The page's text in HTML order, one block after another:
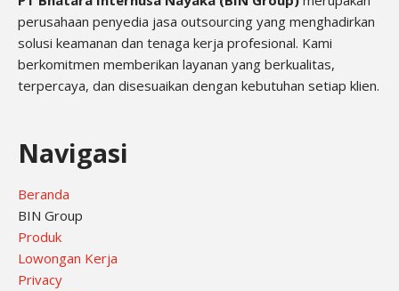
perusahaan penyedia jasa outsourcing yang menghadirkan
solusi keamanan dan tenaga kerja profesional. Kami
berkomitmen memberikan layanan yang berkualitas,
terpercaya, dan disesuaikan dengan kebutuhan setiap klien.
Navigasi
Beranda
BIN Group
Produk
Lowongan Kerja
Privacy